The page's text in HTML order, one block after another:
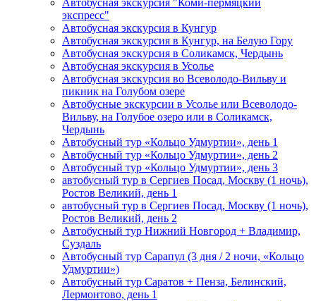
Автобусная экскурсия "Коми-пермяцкий
экспресс"
Автобусная экскурсия в Кунгур
Автобусная экскурсия в Кунгур, на Белую Гору
Автобусная экскурсия в Соликамск, Чердынь
Автобусная экскурсия в Усолье
Автобусная экскурсия во Всеволодо-Вильву и
пикник на Голубом озере
Автобусные экскурсии в Усолье или Всеволодо-
Вильву, на Голубое озеро или в Соликамск,
Чердынь
Автобусный тур «Кольцо Удмуртии», день 1
Автобусный тур «Кольцо Удмуртии», день 2
Автобусный тур «Кольцо Удмуртии», день 3
автобусный тур в Сергиев Посад, Москву (1 ночь),
Ростов Великий, день 1
автобусный тур в Сергиев Посад, Москву (1 ночь),
Ростов Великий, день 2
Автобусный тур Нижний Новгород + Владимир,
Суздаль
Автобусный тур Сарапул (3 дня / 2 ночи, «Кольцо
Удмуртии»)
Автобусный тур Саратов + Пенза, Белинский,
Лермонтово, день 1